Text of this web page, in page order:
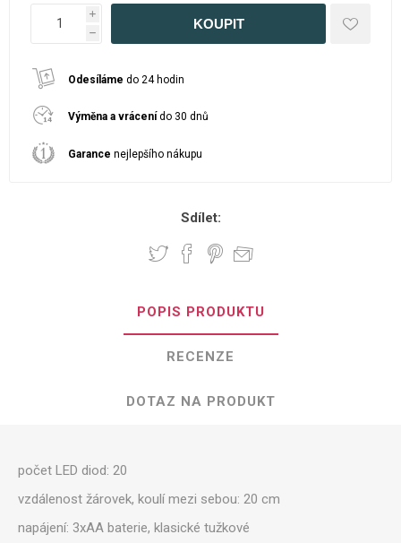
i
h
Odesíláme do 24 hodin
Výměna a vrácenído 30 dnů
Garance nejlepšího nákupu
Sdílet:
POPIS PRODUKTU
RECENZE
DOTAZ NA PRODUKT
počet LED diod: 20
vzdálenost žárovek, koulí mezi sebou: 20 cm
napájení: 3xAA baterie, klasické tužkové